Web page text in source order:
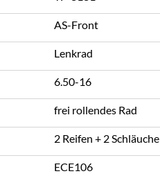
AS-Front
Lenkrad
6.50-16
frei rollendes Rad
2 Reifen + 2 Schläuche
ECE106